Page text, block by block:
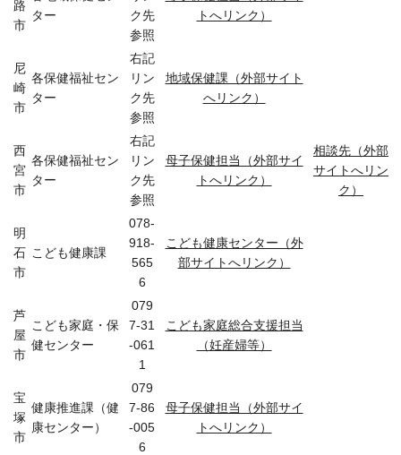
路
市
ター
ク先
参照
トへリンク）
尼
崎
市
各保健福祉セン
ター
右記
リン
ク先
参照
地域保健課（外部サイト
へリンク）
西
宮
市
各保健福祉セン
ター
右記
リン
ク先
参照
母子保健担当（外部サイ
トへリンク）
相談先（外部
サイトへリン
ク）
明
石
市
こども健康課
078-
918-
565
6
こども健康センター（外
部サイトへリンク）
芦
屋
市
こども家庭・保
健センター
079
7-31
-061
1
こども家庭総合支援担当
（妊産婦等）
宝
塚
市
健康推進課（健
康センター）
079
7-86
-005
6
母子保健担当（外部サイ
トへリンク）